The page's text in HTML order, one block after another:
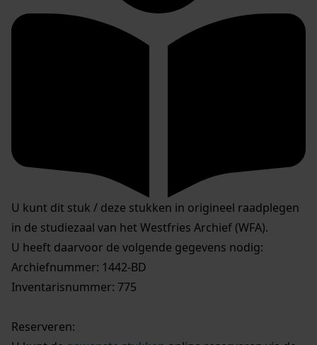
U kunt dit stuk / deze stukken in origineel raadplegen
in de studiezaal van het Westfries Archief (WFA).
U heeft daarvoor de volgende gegevens nodig:
Archiefnummer: 1442-BD
Inventarisnummer: 775
Reserveren: